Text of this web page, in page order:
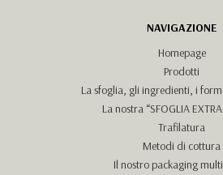
NAVIGAZIONE
Homepage
Prodotti
La sfoglia, gli ingredienti, i
La nostra “SFOGLIA
Trafilatura
Metodi di cottura
Il nostro packaging